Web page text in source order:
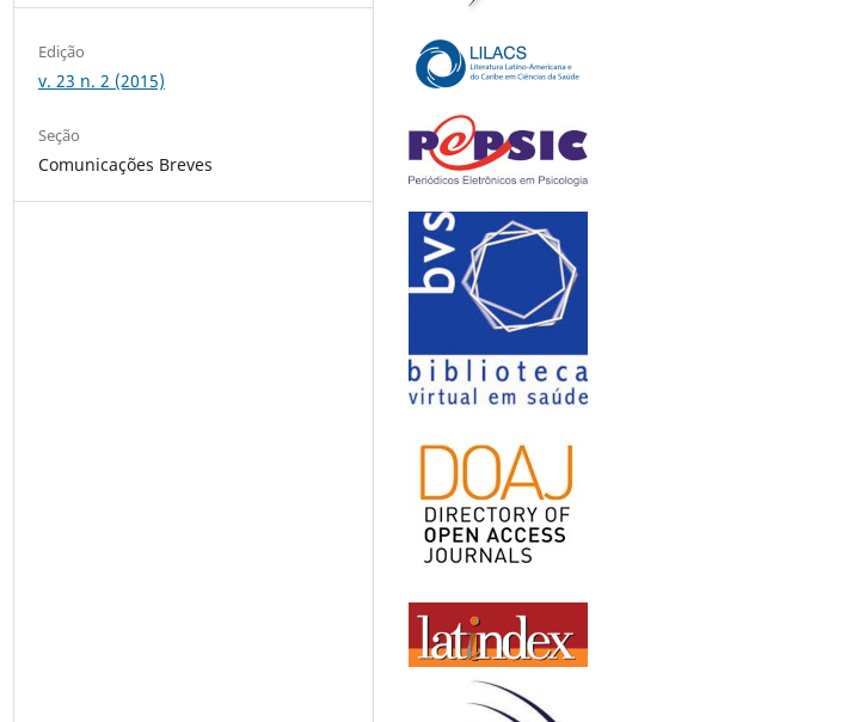
Edição
v. 23 n. 2 (2015)
Seção
Comunicações Breves